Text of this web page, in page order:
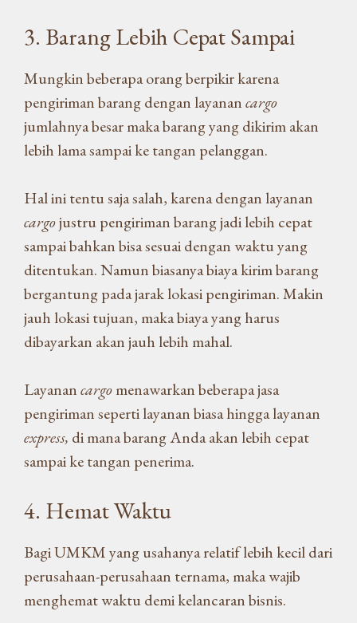
3. Barang Lebih Cepat Sampai
Mungkin beberapa orang berpikir karena
pengiriman barang dengan layanancargo
jumlahnya besar maka barang yang dikirim akan
lebih lama sampai ke tangan pelanggan.
Hal ini tentu saja salah, karena dengan layanan
cargojustru pengiriman barang jadi lebih cepat
sampai bahkan bisa sesuai dengan waktu yang
ditentukan. Namun biasanya biaya kirim barang
bergantung pada jarak lokasi pengiriman. Makin
jauh lokasi tujuan, maka biaya yang harus
dibayarkan akan jauh lebih mahal.
Layanancargomenawarkan beberapa jasa
pengiriman seperti layanan biasa hingga layanan
express, di mana barang Anda akan lebih cepat
sampai ke tangan penerima.
4. Hemat Waktu
Bagi UMKM yang usahanya relatif lebih kecil dari
perusahaan-perusahaan ternama, maka wajib
menghemat waktu demi kelancaran bisnis.